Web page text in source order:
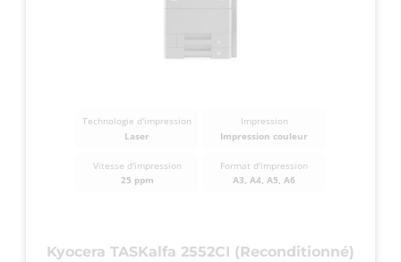
Technologie d'impression
Laser
Impression
Impression couleur
Vitesse d'impression
25 ppm
Format d'impression
A3, A4, A5, A6
Kyocera TASKalfa 2552CI (Reconditionné)